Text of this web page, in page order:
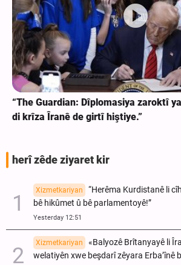
“The Guardian: Dîplomasiya zaroktî
di krîza Îranê de girtî hiştiye.”
herî zêde ziyaret kir
Xizmetkariyan
“Herêma Kurdistanê li
bê hikûmet û bê parlamentoyê!”
Yesterday 12:51
Xizmetkariyan
«Balyozê Brîtanyayê li
welatiyên xwe beşdarî zêyara Erba’înê